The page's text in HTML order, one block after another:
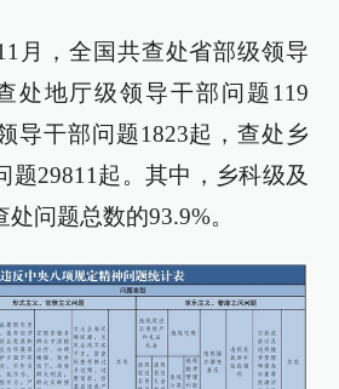
月，全国共查处省部级领导
处地厅级领导干部问题119
导干部问题1823起，查处乡
题29811起。其中，乡科级及
问题总数的93.9%。